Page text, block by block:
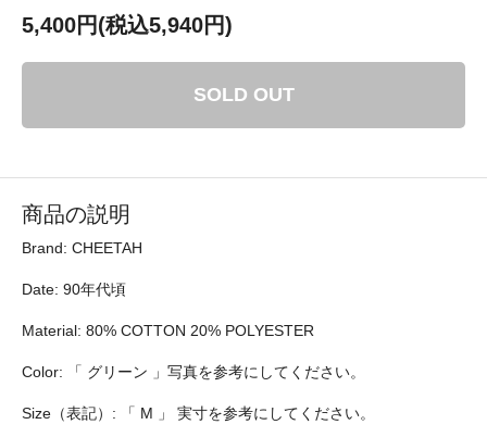
5,400円(税込5,940円)
SOLD OUT
商品の説明
Brand: CHEETAH
Date: 90年代頃
Material: 80% COTTON 20% POLYESTER
Color: 「 グリーン 」写真を参考にしてください。
Size（表記）: 「 M 」 実寸を参考にしてください。